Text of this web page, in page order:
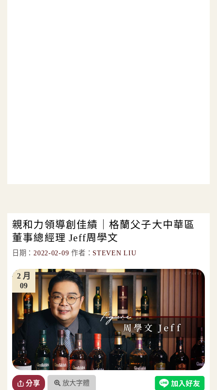
親和力領導創佳績｜格蘭父子大中華區
董事總經理 Jeff周學文
日期： 2022-02-09 作者： STEVEN LIU
09
2 月
分享 放大字體